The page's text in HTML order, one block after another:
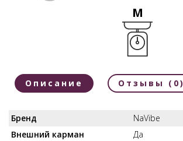
M
Описание Отзывы (0)
Бренд
NaVibe
Внешний карман
Да